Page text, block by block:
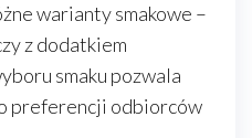
warianty smakowe –
z dodatkiem
smaku pozwala
preferencji odbiorców